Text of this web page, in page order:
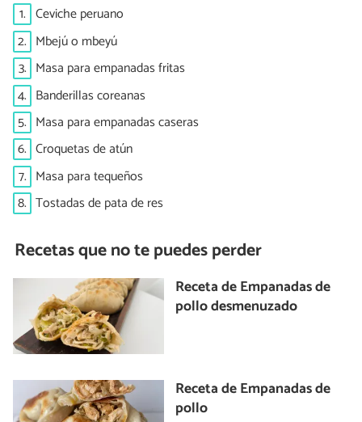
1. Ceviche peruano
2. Mbejú o mbeyú
3. Masa para empanadas fritas
4. Banderillas coreanas
5. Masa para empanadas caseras
6. Croquetas de atún
7. Masa para tequeños
8. Tostadas de pata de res
Recetas que no te puedes perder
Receta de Empanadas de
pollo desmenuzado
Receta de Empanadas de
pollo